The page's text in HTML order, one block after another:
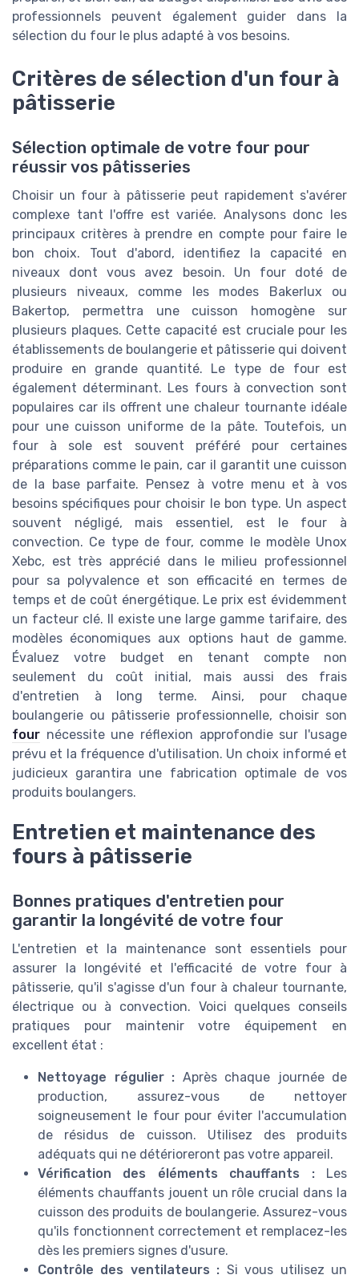
professionnels peuvent également guider dans la
sélection du four le plus adapté à vos besoins.
Critères de sélection d'un four à
pâtisserie
Sélection optimale de votre four pour
réussir vos pâtisseries
Choisir un four à pâtisserie peut rapidement s'avérer
complexe tant l'offre est variée. Analysons donc les
principaux critères à prendre en compte pour faire le
bon choix. Tout d'abord, identifiez la capacité en
niveaux dont vous avez besoin. Un four doté de
plusieurs niveaux, comme les modes Bakerlux ou
Bakertop, permettra une cuisson homogène sur
plusieurs plaques. Cette capacité est cruciale pour les
établissements de boulangerie et pâtisserie qui doivent
produire en grande quantité. Le type de four est
également déterminant. Les fours à convection sont
populaires car ils offrent une chaleur tournante idéale
pour une cuisson uniforme de la pâte. Toutefois, un
four à sole est souvent préféré pour certaines
préparations comme le pain, car il garantit une cuisson
de la base parfaite. Pensez à votre menu et à vos
besoins spécifiques pour choisir le bon type. Un aspect
souvent négligé, mais essentiel, est le four à
convection. Ce type de four, comme le modèle Unox
Xebc, est très apprécié dans le milieu professionnel
pour sa polyvalence et son efficacité en termes de
temps et de coût énergétique. Le prix est évidemment
un facteur clé. Il existe une large gamme tarifaire, des
modèles économiques aux options haut de gamme.
Évaluez votre budget en tenant compte non
seulement du coût initial, mais aussi des frais
d'entretien à long terme. Ainsi, pour chaque
boulangerie ou pâtisserie professionnelle, choisir son
four nécessite une réflexion approfondie sur l'usage
prévu et la fréquence d'utilisation. Un choix informé et
judicieux garantira une fabrication optimale de vos
produits boulangers.
Entretien et maintenance des
fours à pâtisserie
Bonnes pratiques d'entretien pour
garantir la longévité de votre four
L'entretien et la maintenance sont essentiels pour
assurer la longévité et l'efficacité de votre four à
pâtisserie, qu'il s'agisse d'un four à chaleur tournante,
électrique ou à convection. Voici quelques conseils
pratiques pour maintenir votre équipement en
excellent état :
Nettoyage régulier : Après chaque journée de
production, assurez-vous de nettoyer
soigneusement le four pour éviter l'accumulation
de résidus de cuisson. Utilisez des produits
adéquats qui ne détérioreront pas votre appareil.
Vérification des éléments chauffants :Les
éléments chauffants jouent un rôle crucial dans la
cuisson des produits de boulangerie. Assurez-vous
qu'ils fonctionnent correctement et remplacez-les
dès les premiers signes d'usure.
Contrôle des ventilateurs : Si vous utilisez un